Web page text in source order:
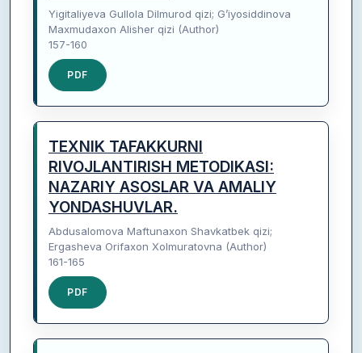
Yigitaliyeva Gullola Dilmurod qizi; G’iyosiddinova
Maxmudaxon Alisher qizi (Author)
157-160
PDF
TEXNIK TAFAKKURNI
RIVOJLANTIRISH METODIKASI:
NAZARIY ASOSLAR VA AMALIY
YONDASHUVLAR.
Abdusalomova Maftunaxon Shavkatbek qizi;
Ergasheva Orifaxon Xolmuratovna (Author)
161-165
PDF